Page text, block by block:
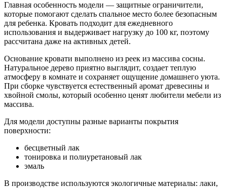
Главная особенность модели — защитные ограничители,
которые помогают сделать спальное место более безопасным
для ребенка. Кровать подходит для ежедневного
использования и выдерживает нагрузку до 100 кг, поэтому
рассчитана даже на активных детей.
Основание кровати выполнено из реек из массива сосны.
Натуральное дерево приятно выглядит, создает теплую
атмосферу в комнате и сохраняет ощущение домашнего уюта.
При сборке чувствуется естественный аромат древесины и
хвойной смолы, который особенно ценят любители мебели из
массива.
Для модели доступны разные варианты покрытия
поверхности:
бесцветный лак
тонировка и полиуретановый лак
эмаль
В производстве используются экологичные материалы: лаки,